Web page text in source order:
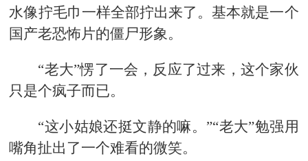
水像拧毛巾一样全部拧出来了。基本就是一个
国产老恐怖片的僵尸形象。
“老大”愣了一会，反应了过来，这个家伙
只是个疯子而已。
“这小姑娘还挺文静的嘛。”“老大”勉强用
嘴角扯出了一个难看的微笑。